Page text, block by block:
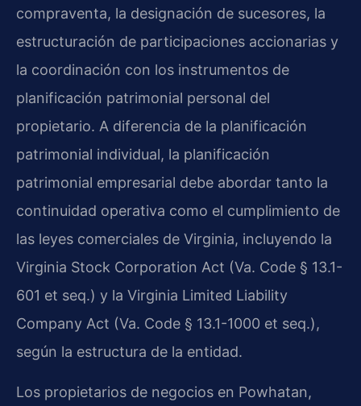
compraventa, la designación de sucesores, la
estructuración de participaciones accionarias y
la coordinación con los instrumentos de
planificación patrimonial personal del
propietario. A diferencia de la planificación
patrimonial individual, la planificación
patrimonial empresarial debe abordar tanto la
continuidad operativa como el cumplimiento de
las leyes comerciales de Virginia, incluyendo la
Virginia Stock Corporation Act (Va. Code § 13.1-
601 et seq.) y la Virginia Limited Liability
Company Act (Va. Code § 13.1-1000 et seq.),
según la estructura de la entidad.
Los propietarios de negocios en Powhatan,